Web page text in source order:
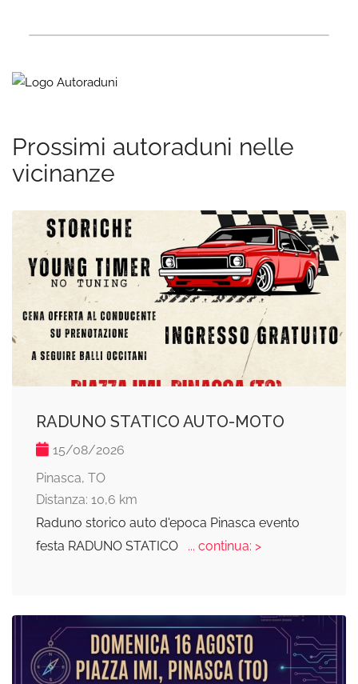
Prossimi autoraduni nelle
vicinanze
RADUNO STATICO AUTO-MOTO
15/08/2026
Pinasca, TO
Distanza: 10,6 km
Raduno storico auto d'epoca Pinasca evento
festa RADUNO STATICO
... continua: >